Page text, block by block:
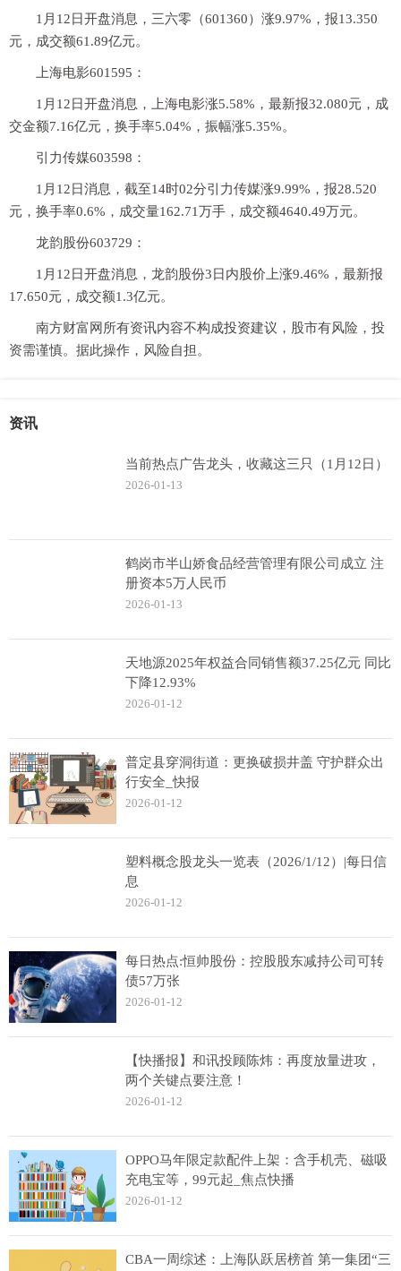
1月12日开盘消息，三六零（601360）涨9.97%，报13.350
元，成交额61.89亿元。
上海电影601595：
1月12日开盘消息，上海电影涨5.58%，最新报32.080元，成
交金额7.16亿元，换手率5.04%，振幅涨5.35%。
引力传媒603598：
1月12日消息，截至14时02分引力传媒涨9.99%，报28.520
元，换手率0.6%，成交量162.71万手，成交额4640.49万元。
龙韵股份603729：
1月12日开盘消息，龙韵股份3日内股价上涨9.46%，最新报
17.650元，成交额1.3亿元。
南方财富网所有资讯内容不构成投资建议，股市有风险，投
资需谨慎。据此操作，风险自担。
资讯
当前热点广告龙头，收藏这三只（1月12日）
2026-01-13
鹤岗市半山娇食品经营管理有限公司成立 注
册资本5万人民币
2026-01-13
天地源2025年权益合同销售额37.25亿元 同比
下降12.93%
2026-01-12
普定县穿洞街道：更换破损井盖 守护群众出
行安全_快报
2026-01-12
塑料概念股龙头一览表（2026/1/12）|每日信
息
2026-01-12
每日热点:恒帅股份：控股股东减持公司可转
债57万张
2026-01-12
【快播报】和讯投顾陈炜：再度放量进攻，
两个关键点要注意！
2026-01-12
OPPO马年限定款配件上架：含手机壳、磁吸
充电宝等，99元起_焦点快播
2026-01-12
CBA一周综述：上海队跃居榜首 第一集团“三